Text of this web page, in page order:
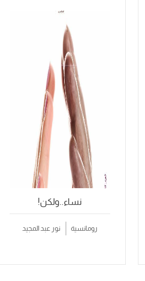
نساء..ولكن!
رومانسية نور عبد المجيد